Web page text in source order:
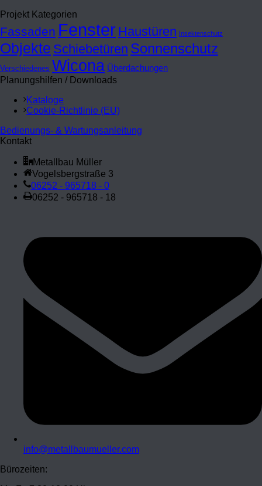
Projekt Kategorien
Fassaden Fenster Haustüren Insektenschutz
Objekte Schiebetüren Sonnenschutz
Verschiedenes Wicona Überdachungen
Planungshilfen / Downloads
Kataloge
Cookie-Richtlinie (EU)
Bedienungs- & Wartungsanleitung
Kontakt
Metallbau Müller
Vogelsbergstraße 3
06252 - 965718 - 0
06252 - 965718 - 18
info@metallbaumueller.com
Bürozeiten: